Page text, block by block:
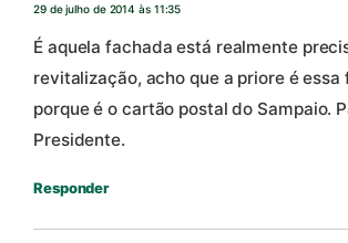
29 de julho de 2014 às 11:35
É aquela fachada está realmente
revitalização, acho que a priore é essa
porque é o cartão postal do Sampaio.
Presidente.
Responder